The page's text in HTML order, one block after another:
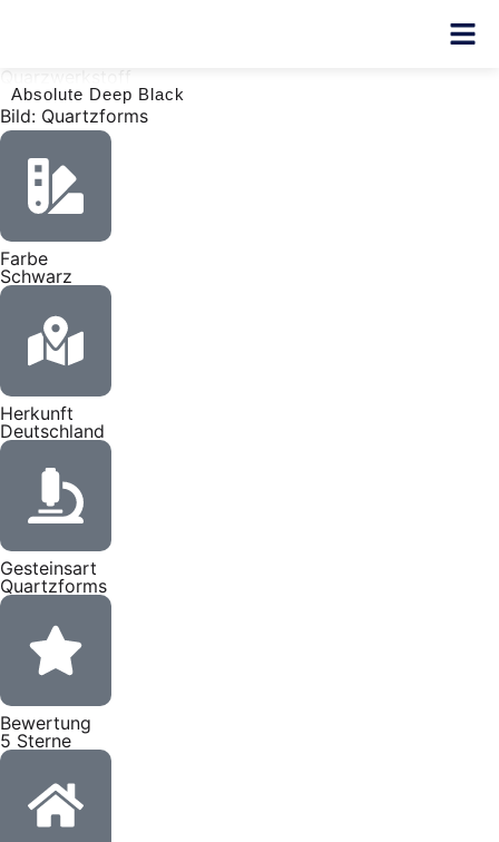
Quarzwerkstoff
Absolute Deep Black
Bild: Quartzforms
Farbe
Schwarz
Herkunft
Deutschland
Gesteinsart
Quartzforms
Bewertung
5 Sterne